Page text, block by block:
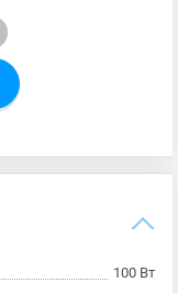
100 Вт